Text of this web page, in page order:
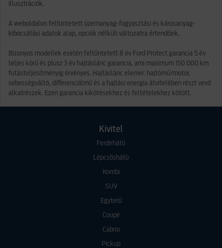
illusztrációk.
A weboldalon feltüntetett üzemanyag-fogyasztási és károsanyag-
kibocsátási adatok alap, opciók nélküli változatra értendőek.
Bizonyos modellek esetén feltűntetett 8 év Ford Protect garancia 5 év
teljes körű és plusz 3 év hajtáslánc garancia, ami maximum 150 000 km
futásteljesítményig érvényes. Hajtáslánc elemei: hajtómű/motor,
sebességváltó, differenciálmű és a hajtási energia átvitelében részt vevő
alkatrészek. Ezen garancia kikötésekhez és feltételekhez kötött.
Kivitel
Ferdehátú
Lépcsőshátú
Kombi
SUV
Egyterű
Coupé
Cabrio
Pickup